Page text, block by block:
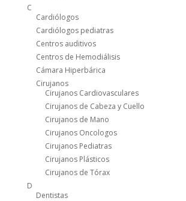
C
Cardiólogos
Cardiólogos pediatras
Centros auditivos
Centros de Hemodiálisis
Cámara Hiperbárica
Cirujanos
Cirujanos Cardiovasculares
Cirujanos de Cabeza y Cuello
Cirujanos de Mano
Cirujanos Oncologos
Cirujanos Pediatras
Cirujanos Plásticos
Cirujanos de Tórax
D
Dentistas